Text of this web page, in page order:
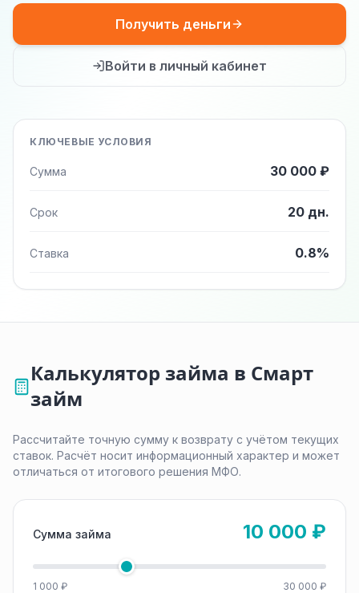
Получить деньги
Войти в личный кабинет
КЛЮЧЕВЫЕ УСЛОВИЯ
Сумма 30 000 ₽
Срок 20 дн.
Ставка 0.8%
Калькулятор займа в Смарт
займ
Рассчитайте точную сумму к возврату с учётом текущих
ставок. Расчёт носит информационный характер и может
отличаться от итогового решения МФО.
Сумма займа 10 000 ₽
1 000 ₽ 30 000 ₽